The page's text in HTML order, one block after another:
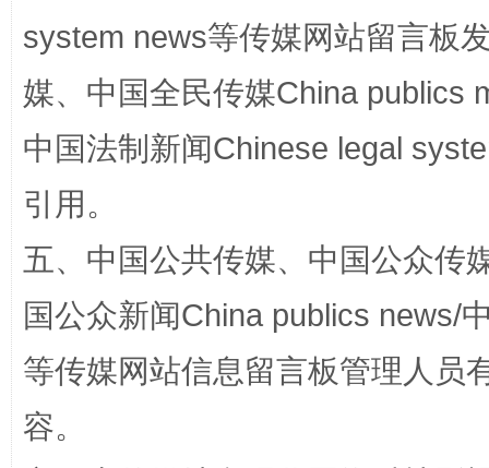
国家大学科技园优化重塑工作
system news等传媒网站留言板
媒、中国全民传媒China publics
中国法制新闻Chinese legal
引用。
五、中国公共传媒、中国公众传
国公众新闻China publics news/
等传媒网站信息留言板管理人员
容。